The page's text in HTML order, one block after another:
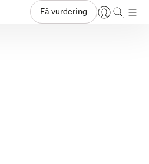
Få vurdering